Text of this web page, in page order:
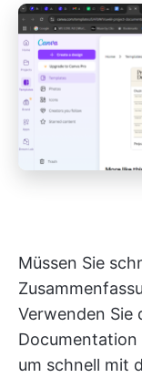
Müssen Sie
Verwenden Sie
Documentation
um schnell mit